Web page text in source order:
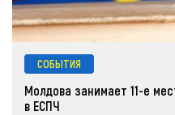
СОБЫТИЯ
Молдова занимает 11-е
в ЕСПЧ